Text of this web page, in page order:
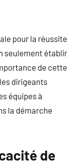
pour la réussite
seulement établir
de cette
dirigeants
équipes à
la démarche
de